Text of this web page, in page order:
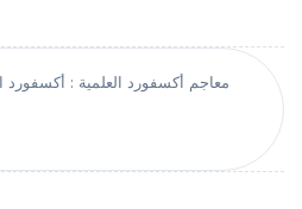
معاجم أكسفورد العلمية :